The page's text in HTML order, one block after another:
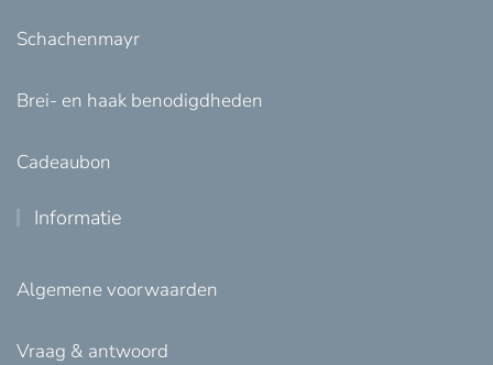
Schachenmayr
Brei- en haak benodigdheden
Cadeaubon
Informatie
Algemene voorwaarden
Vraag & antwoord